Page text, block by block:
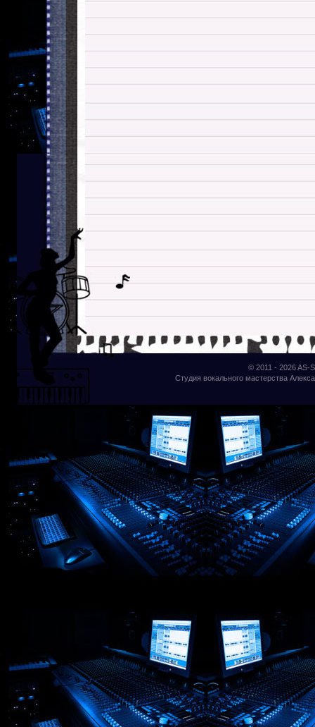
© 2011 - 2026AS-
Студия вокального мастерства